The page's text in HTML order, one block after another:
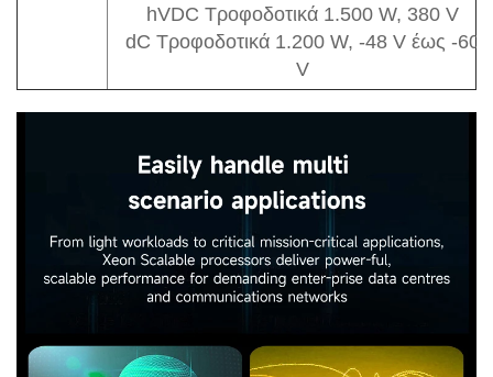
hVDC Τροφοδοτικά 1.500 W, 380 V
dC Τροφοδοτικά 1.200 W, -48 V έως -60
V